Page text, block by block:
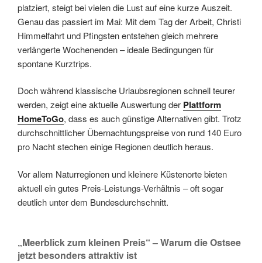
platziert, steigt bei vielen die Lust auf eine kurze Auszeit.
Genau das passiert im Mai: Mit dem Tag der Arbeit, Christi
Himmelfahrt und Pfingsten entstehen gleich mehrere
verlängerte Wochenenden – ideale Bedingungen für
spontane Kurztrips.
Doch während klassische Urlaubsregionen schnell teurer
werden, zeigt eine aktuelle Auswertung der Plattform
HomeToGo, dass es auch günstige Alternativen gibt. Trotz
durchschnittlicher Übernachtungspreise von rund 140 Euro
pro Nacht stechen einige Regionen deutlich heraus.
Vor allem Naturregionen und kleinere Küstenorte bieten
aktuell ein gutes Preis-Leistungs-Verhältnis – oft sogar
deutlich unter dem Bundesdurchschnitt.
„Meerblick zum kleinen Preis“ – Warum die Ostsee
jetzt besonders attraktiv ist